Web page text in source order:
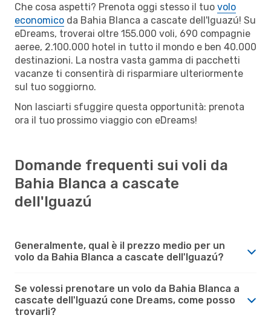
Che cosa aspetti? Prenota oggi stesso il tuo volo
economico da Bahia Blanca a cascate dell'Iguazú! Su
eDreams, troverai oltre 155.000 voli, 690 compagnie
aeree, 2.100.000 hotel in tutto il mondo e ben 40.000
destinazioni. La nostra vasta gamma di pacchetti
vacanze ti consentirà di risparmiare ulteriormente
sul tuo soggiorno.
Non lasciarti sfuggire questa opportunità: prenota
ora il tuo prossimo viaggio con eDreams!
Domande frequenti sui voli da
Bahia Blanca a cascate
dell'Iguazú
Generalmente, qual è il prezzo medio per un
volo da Bahia Blanca a cascate dell'Iguazú?
Se volessi prenotare un volo da Bahia Blanca a
cascate dell'Iguazú cone Dreams, come posso
trovarli?